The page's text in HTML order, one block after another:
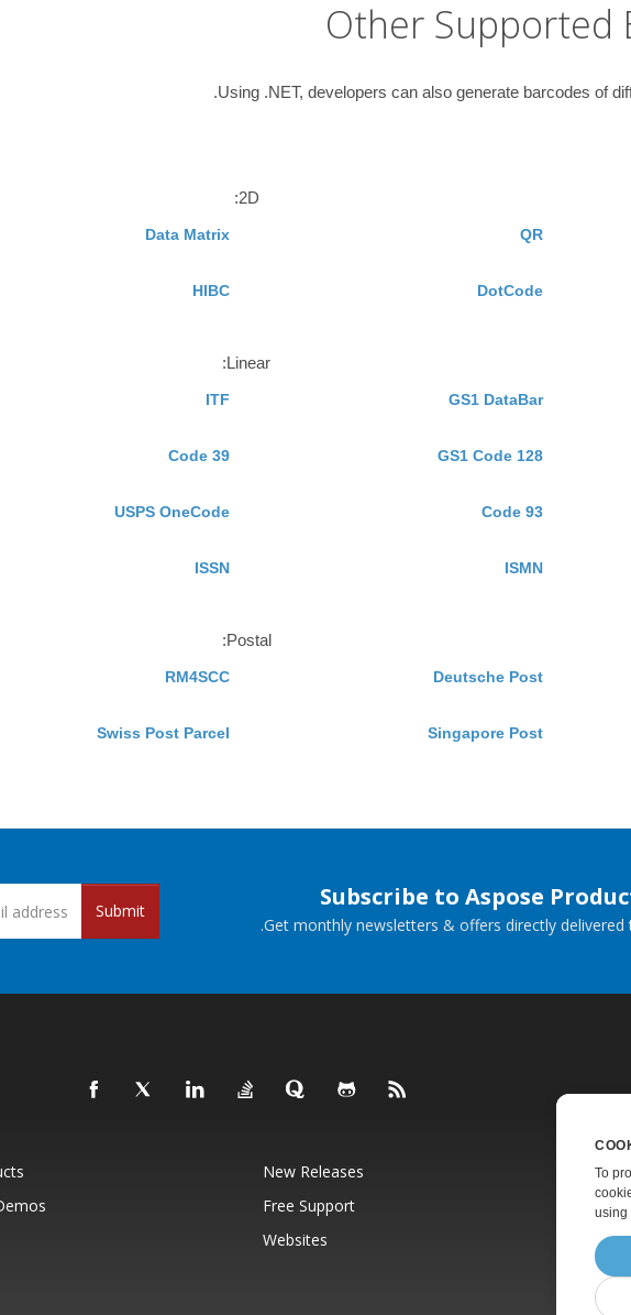
Other Supported
Using .NET, developers can also generate barcodes of
2D:
QR
Data Matrix
DotCode
HIBC
Linear:
GS1 DataBar
ITF
GS1 Code 128
Code 39
Code 93
USPS OneCode
ISMN
ISSN
Postal:
Deutsche Post
RM4SCC
Singapore Post
Swiss Post Parcel
Subscribe to Aspose
Get monthly newsletters & offers directly delivered
Submit
New Releases
Pricing
Free Support
Paid
Websites
About
To
using